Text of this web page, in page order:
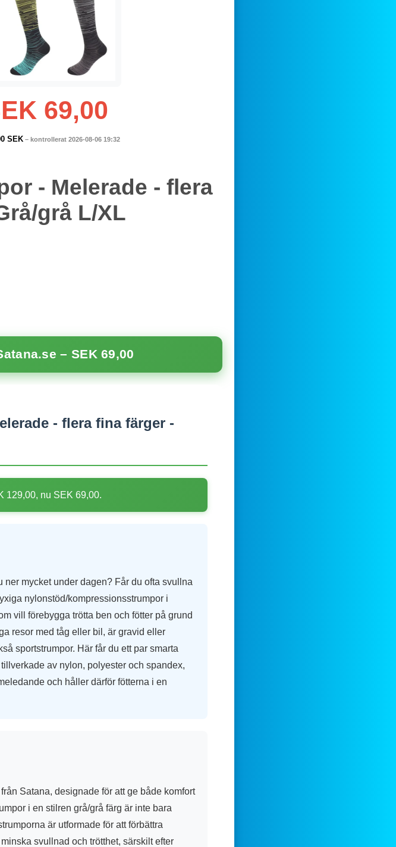
69,00
SEK– kontrollerat 2026-08-06 19:32
- Melerade - flera
grå L/XL
– SEK 69,00
- flera fina färger -
129,00, nu SEK 69,00.
mycket under dagen? Får du ofta svullna
nylonstöd/kompressionsstrumpor i
vill förebygga trötta ben och fötter på grund
resor med tåg eller bil, är gravid eller
sportstrumpor. Här får du ett par smarta
av nylon, polyester och spandex,
och håller därför fötterna i en
Satana, designade för att ge både komfort
i en stilren grå/grå färg är inte bara
är utformade för att förbättra
svullnad och trötthet, särskilt efter